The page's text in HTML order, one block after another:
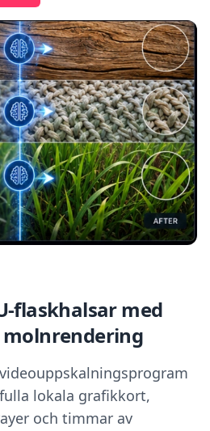
flaskhalsar med
lokala grafikkort,
och timmar av